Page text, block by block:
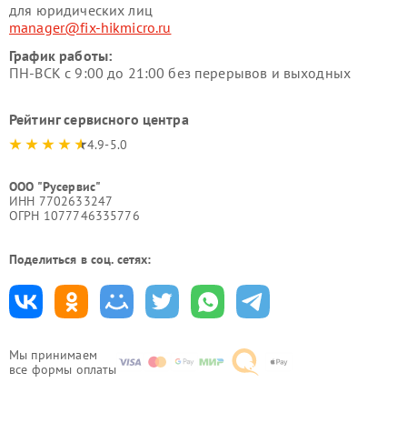
Мы принимаем
все формы оплаты
для юридических лиц
manager@fix-hikmicro.ru
График работы:
ПН-ВСК с 9:00 до 21:00 без перерывов и выходных
Рейтинг сервисного центра
4.9-5.0
ООО "Русервис"
ИНН 7702633247
ОГРН 1077746335776
Поделиться в соц. сетях: